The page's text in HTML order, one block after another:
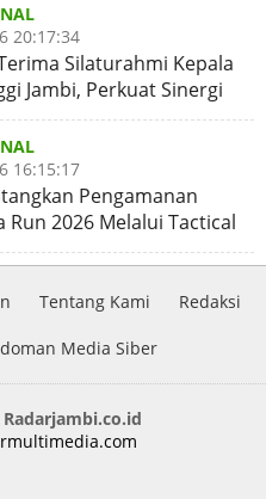
20:17:34
Silaturahmi Kepala
Jambi, Perkuat Sinergi
16:15:17
Pengamanan
Run 2026 Melalui Tactical
Tentang Kami Redaksi
Media Siber